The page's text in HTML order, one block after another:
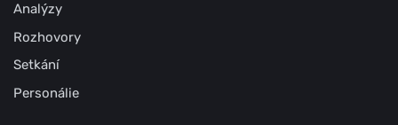
Analýzy
Rozhovory
Setkání
Personálie